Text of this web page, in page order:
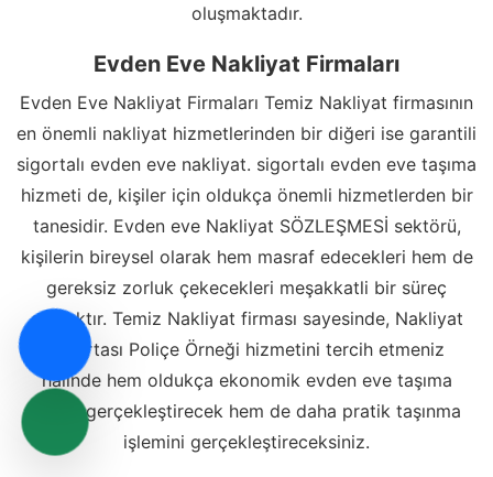
oluşmaktadır.
Evden Eve Nakliyat Firmaları
Evden Eve Nakliyat Firmaları Temiz Nakliyat firmasının
en önemli nakliyat hizmetlerinden bir diğeri ise garantili
sigortalı evden eve nakliyat. sigortalı evden eve taşıma
hizmeti de, kişiler için oldukça önemli hizmetlerden bir
tanesidir. Evden eve Nakliyat SÖZLEŞMESİ sektörü,
kişilerin bireysel olarak hem masraf edecekleri hem de
gereksiz zorluk çekecekleri meşakkatli bir süreç
olacaktır. Temiz Nakliyat firması sayesinde, Nakliyat
Sigortası Poliçe Örneği hizmetini tercih etmeniz
halinde hem oldukça ekonomik evden eve taşıma
işlemi gerçekleştirecek hem de daha pratik taşınma
işlemini gerçekleştireceksiniz.